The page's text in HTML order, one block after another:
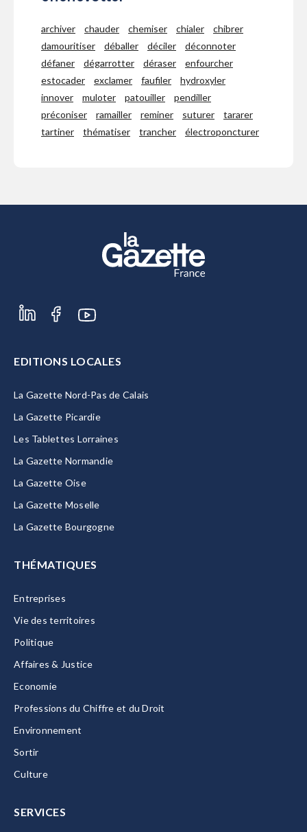
archiver chauder chemiser chialer
chibrer
damouritiser
déballer déciler
déconnoter
défaner
dégarrotter déraser
enfourcher
estocader
exclamer faufiler
hydroxyler
innover
muloter patouiller
pendiller
préconiser
ramailler reminer suturer
tararer
tartiner
thématiser trancher électroponcturer
EDITIONS LOCALES
La Gazette Nord-Pas de Calais
La Gazette Picardie
Les Tablettes Lorraines
La Gazette Normandie
La Gazette Oise
La Gazette Moselle
La Gazette Bourgogne
THÉMATIQUES
Entreprises
Vie des territoires
Politique
Affaires & Justice
Economie
Professions du Chiffre et du Droit
Environnement
Sortir
Culture
SERVICES